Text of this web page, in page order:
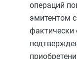
операций
эмитентом
фактически